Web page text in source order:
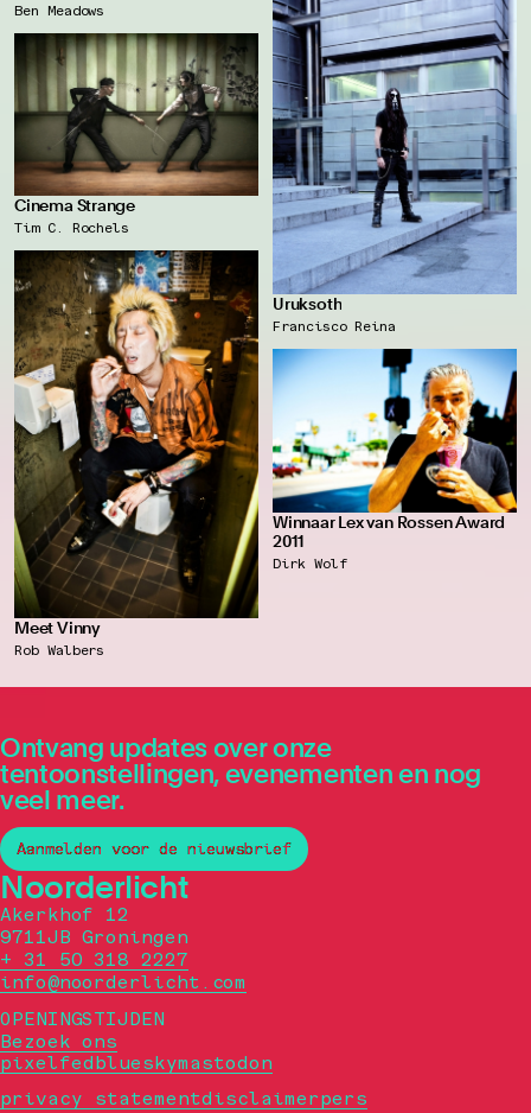
Ben Meadows
Uruksoth
Francisco Reina
Cinema Strange
Tim C. Rochels
Meet Vinny
Rob Walbers
Winnaar Lex van Rossen Award
2011
Dirk Wolf
Ontvang updates over onze
tentoonstellingen, evenementen en nog
veel meer.
Aanmelden voor de nieuwsbrief
Noorderlicht
Akerkhof 12
9711JB Groningen
+ 31 50 318 2227
info@noorderlicht.com
OPENINGSTIJDEN
Bezoek ons
pixelfedblueskymastodon
privacy statementdisclaimerpers